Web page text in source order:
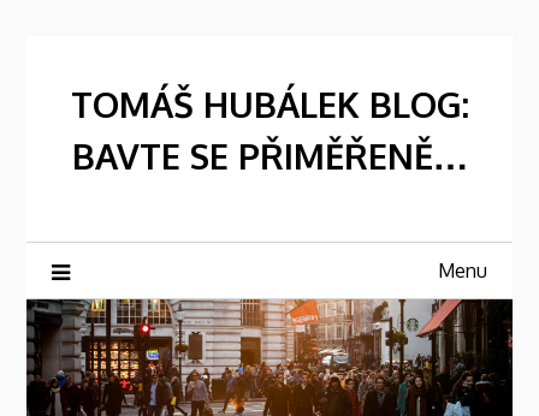
TOMÁŠ HUBÁLEK BLOG:
BAVTE SE PŘIMĚŘENĚ…
Menu